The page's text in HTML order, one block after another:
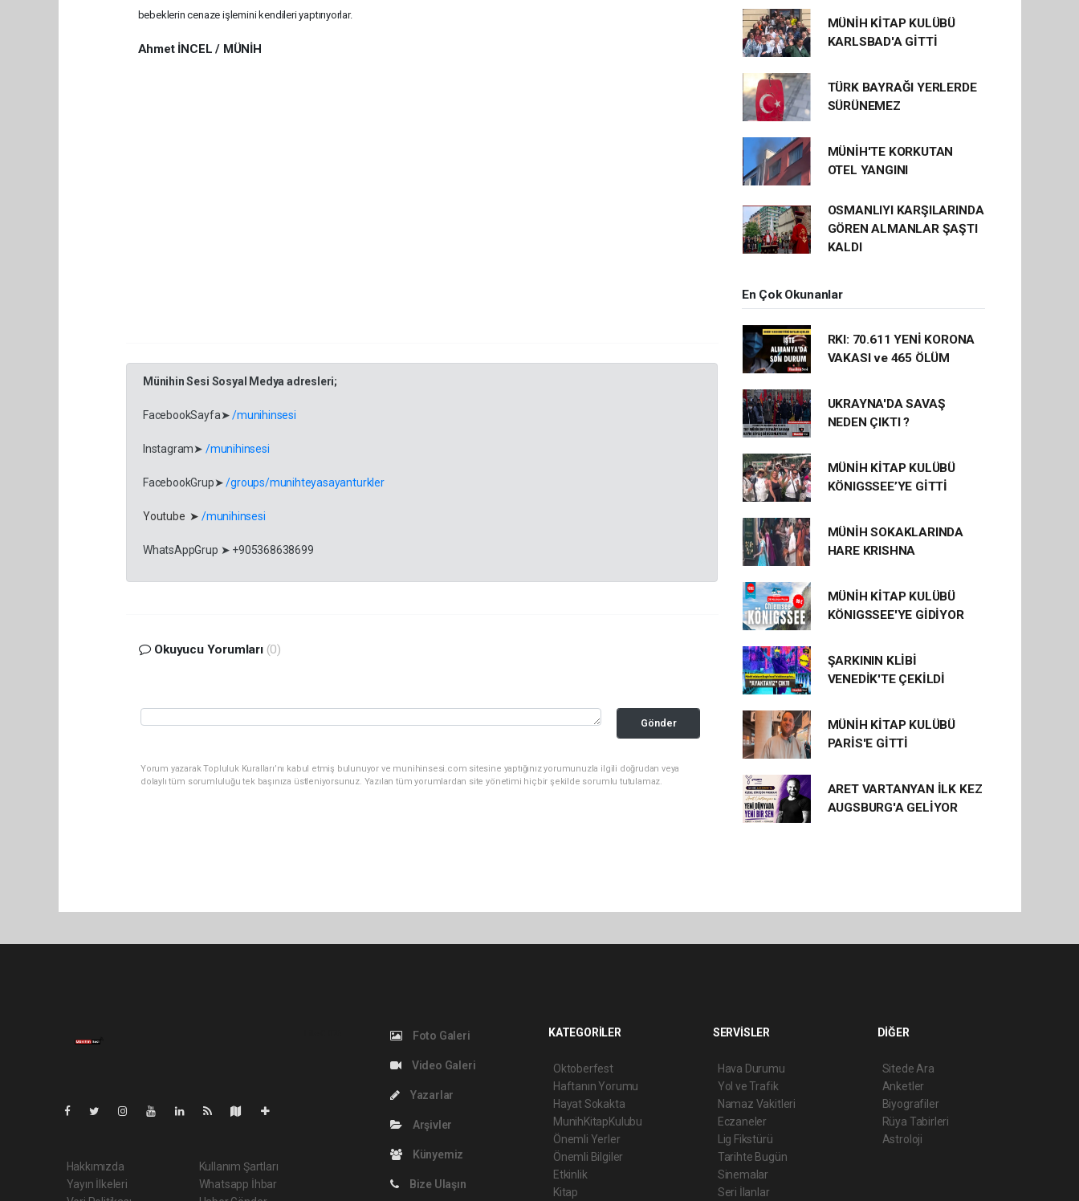
bebeklerin cenaze işlemini kendileri yaptırıyorlar.
Ahmet İNCEL / MÜNİH
Münihin Sesi Sosyal Medya adresleri;
FacebookSayfa➤/munihinsesi
Instagram➤ /munihinsesi
FacebookGrup➤/groups/munihteyasayanturkler
Youtube ➤ /munihinsesi
WhatsAppGrup ➤ +905368638699
Okuyucu Yorumları (0)
Gönder
Yorum yazarak Topluluk Kuralları’nı kabul etmiş bulunuyor ve munihinsesi.com sitesine yaptığınız yorumunuzla ilgili doğrudan veya
dolaylı tüm sorumluluğu tek başınıza üstleniyorsunuz. Yazılan tüm yorumlardan site yönetimi hiçbir şekilde sorumlu tutulamaz.
MÜNİH KİTAP KULÜBÜ
KARLSBAD'A GİTTİ
TÜRK BAYRAĞI YERLERDE
SÜRÜNEMEZ
MÜNİH'TE KORKUTAN
OTEL YANGINI
OSMANLIYI KARŞILARINDA
GÖREN ALMANLAR ŞAŞTI
KALDI
En Çok Okunanlar
RKI: 70.611 YENİ KORONA
VAKASI ve 465 ÖLÜM
UKRAYNA'DA SAVAŞ
NEDEN ÇIKTI ?
MÜNİH KİTAP KULÜBÜ
KÖNIGSSEE’YE GİTTİ
MÜNİH SOKAKLARINDA
HARE KRISHNA
MÜNİH KİTAP KULÜBÜ
KÖNIGSSEE'YE GİDİYOR
ŞARKININ KLİBİ
VENEDİK'TE ÇEKİLDİ
MÜNİH KİTAP KULÜBÜ
PARİS'E GİTTİ
ARET VARTANYAN İLK KEZ
AUGSBURG'A GELİYOR
Hakkımızda
Yayın İlkeleri
Kullanım Şartları
Whatsapp İhbar
Foto Galeri
Video Galeri
Yazarlar
Arşivler
Künyemiz
Bize Ulaşın
KATEGORİLER
Oktoberfest
Haftanın Yorumu
Hayat Sokakta
MunihKitapKulubu
Önemli Yerler
Önemli Bilgiler
Etkinlik
Kitap
SERVİSLER
Hava Durumu
Yol ve Trafik
Namaz Vakitleri
Eczaneler
Lig Fikstürü
Tarihte Bugün
Sinemalar
Seri İlanlar
DİĞER
Sitede Ara
Anketler
Biyografiler
Rüya Tabirleri
Astroloji